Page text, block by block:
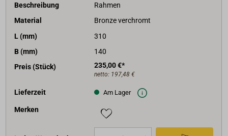
Beschreibung
Rahmen
Material
Bronze verchromt
L (mm)
310
B (mm)
140
Preis (Stück)
235,00 €*
netto: 197,48 €
Lieferzeit Am Lager
Merken